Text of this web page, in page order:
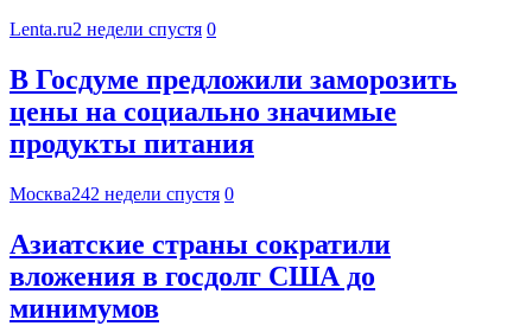
Lenta.ru2 недели спустя 0
В Госдуме предложили заморозить
цены на социально значимые
продукты питания
Москва242 недели спустя 0
Азиатские страны сократили
вложения в госдолг США до
минимумов